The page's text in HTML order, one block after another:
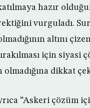
hazır
vurguladı.
altını
için siyasi
olmadığına dikkat
“Askeri çözüm